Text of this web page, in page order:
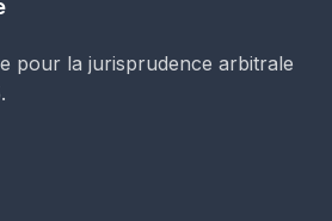
pour la jurisprudence arbitrale